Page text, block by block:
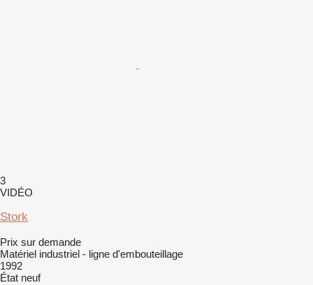
3
VIDÉO
Stork
Prix sur demande
Matériel industriel - ligne d'embouteillage
1992
État neuf